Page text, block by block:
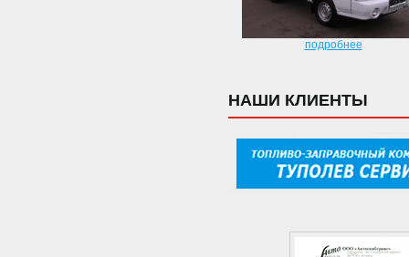
подробнее
НАШИ КЛИЕНТЫ